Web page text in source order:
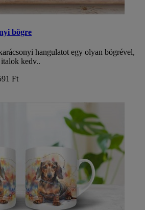
bögre
hangulatot egy olyan bögrével,
kedv..
Ft